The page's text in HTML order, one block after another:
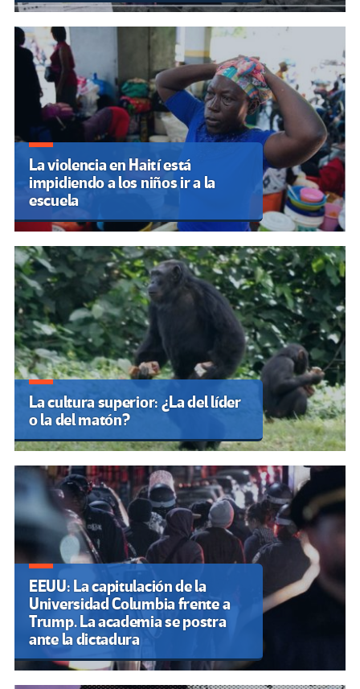
La violencia en Haití está
impidiendo a los niños ir a la
escuela
La cultura superior: ¿La del líder
o la del matón?
EEUU: La capitulación de la
Universidad Columbia frente a
Trump. La academia se postra
ante la dictadura